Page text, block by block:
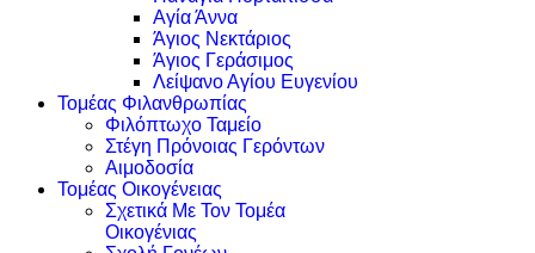
Αγία Άννα
Άγιος Νεκτάριος
Άγιος Γεράσιμος
Λείψανο Αγίου Ευγενίου
Τομέας Φιλανθρωπίας
Φιλόπτωχο Ταμείο
Στέγη Πρόνοιας Γερόντων
Αιμοδοσία
Τομέας Οικογένειας
Σχετικά Με Τον Τομέα
Οικογένιας